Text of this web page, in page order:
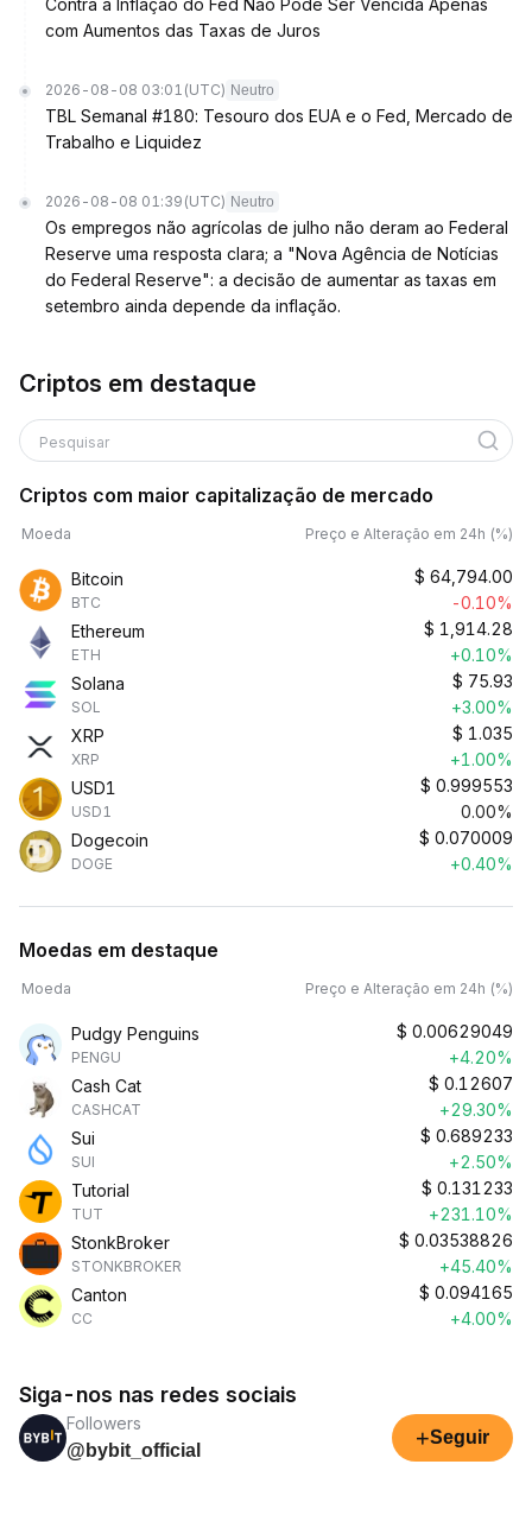
Contra a Inflação do Fed Não Pode Ser Vencida Apenas
com Aumentos das Taxas de Juros
2026-08-08 03:01 (UTC) Neutro
TBL Semanal #180: Tesouro dos EUA e o Fed, Mercado de
Trabalho e Liquidez
2026-08-08 01:39 (UTC) Neutro
Os empregos não agrícolas de julho não deram ao Federal
Reserve uma resposta clara; a "Nova Agência de Notícias
do Federal Reserve": a decisão de aumentar as taxas em
setembro ainda depende da inflação.
Criptos em destaque
Pesquisar
Criptos com maior capitalização de mercado
Moeda Preço e Alteração em 24h (%)
Bitcoin
BTC
$ 64,794.00
-0.10%
Ethereum
ETH
$ 1,914.28
+0.10%
Solana
SOL
$ 75.93
+3.00%
XRP
XRP
$ 1.035
+1.00%
USD1
USD1
$ 0.999553
0.00%
Dogecoin
DOGE
$ 0.070009
+0.40%
Moedas em destaque
Moeda Preço e Alteração em 24h (%)
Pudgy Penguins
PENGU
$ 0.00629049
+4.20%
Cash Cat
CASHCAT
$ 0.12607
+29.30%
Sui
SUI
$ 0.689233
+2.50%
Tutorial
TUT
$ 0.131233
+231.10%
StonkBroker
STONKBROKER
$ 0.03538826
+45.40%
Canton
CC
$ 0.094165
+4.00%
Siga-nos nas redes sociais
Followers
@bybit_official
+Seguir